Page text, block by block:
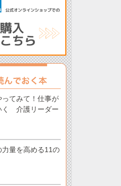
ってみて！仕事が
く 介護リーダー
量を高める11の